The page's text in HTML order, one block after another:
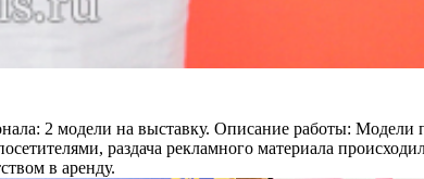
2 модели на выставку. Описание работы: Модели
раздача рекламного материала
в аренду.